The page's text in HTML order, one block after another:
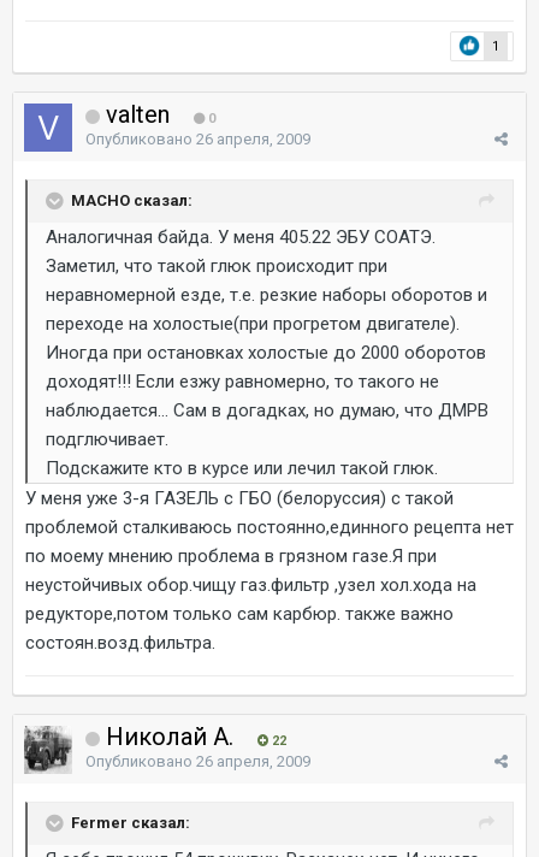
1
valten 0
Опубликовано 26 апреля, 2009
MACHO сказал:
Аналогичная байда. У меня 405.22 ЭБУ СОАТЭ.
Заметил, что такой глюк происходит при
неравномерной езде, т.е. резкие наборы оборотов и
переходе на холостые(при прогретом двигателе).
Иногда при остановках холостые до 2000 оборотов
доходят!!! Если езжу равномерно, то такого не
наблюдается... Сам в догадках, но думаю, что ДМРВ
подглючивает.
Подскажите кто в курсе или лечил такой глюк.
У меня уже 3-я ГАЗЕЛЬ с ГБО (белоруссия) с такой
проблемой сталкиваюсь постоянно,единного рецепта нет
по моему мнению проблема в грязном газе.Я при
неустойчивых обор.чищу газ.фильтр ,узел хол.хода на
редукторе,потом только сам карбюр. также важно
состоян.возд.фильтра.
Николай А. 22
Опубликовано 26 апреля, 2009
Fermer сказал: